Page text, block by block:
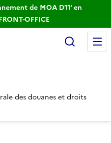
de MOA D11' en
OFFICE
des douanes et droits